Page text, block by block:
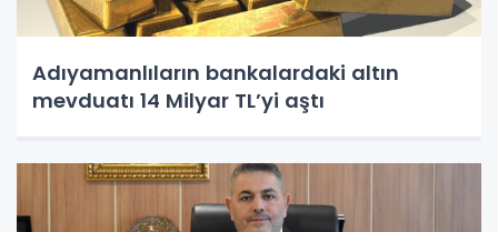
Adıyamanlıların bankalardaki altın
mevduatı 14 Milyar TL’yi aştı